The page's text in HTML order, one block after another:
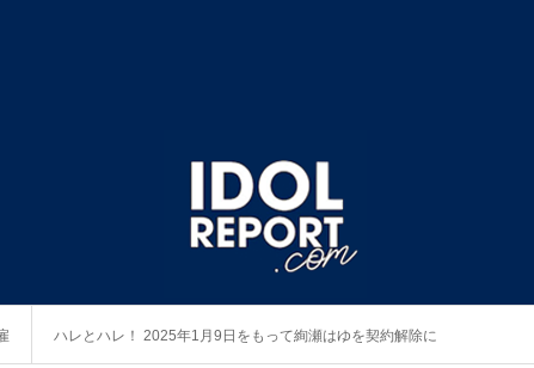
ハレとハレ！ 2025年1月9日をもって絢瀬はゆを契約解除に